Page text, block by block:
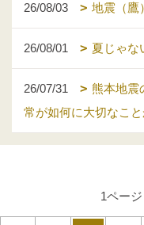
26/08/03 地震（鷹）
26/08/01 夏じゃな
26/07/31
熊本地震
常が如何に大切なこと
1ページ